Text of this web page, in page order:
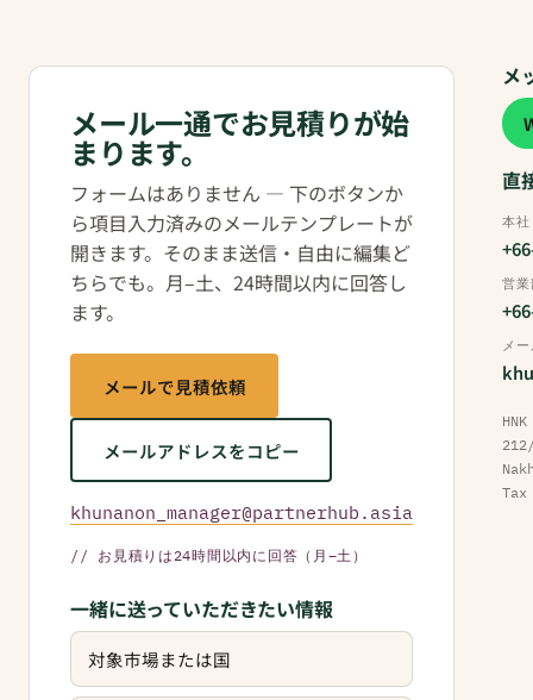
メール一通でお見積りが始
まります。
フォームはありません — 下のボタンか
ら項目入力済みのメールテンプレートが
開きます。そのまま送信・自由に編集ど
ちらでも。月–土、24時間以内に回答し
ます。
メールで見積依頼
メールアドレスをコピー
khunanon_manager@partnerhub.asia
// お見積りは24時間以内に回答（月–土）
一緒に送っていただきたい情報
対象市場または国
メ
直
本社
営
メ
Tax